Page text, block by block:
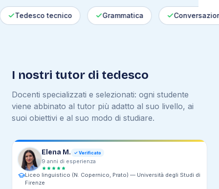
Tedesco tecnico Grammatica Conversazione
I nostri tutor di tedesco
Docenti specializzati e selezionati: ogni studente
viene abbinato al tutor più adatto al suo livello, ai
suoi obiettivi e al suo modo di studiare.
Elena M. ✓ Verificato
9 anni di esperienza
Liceo linguistico (N. Copernico, Prato) — Università degli Studi di
Firenze